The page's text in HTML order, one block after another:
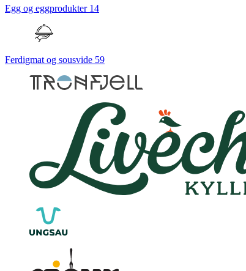
Egg og eggprodukter 14
Ferdigmat og sousvide 59